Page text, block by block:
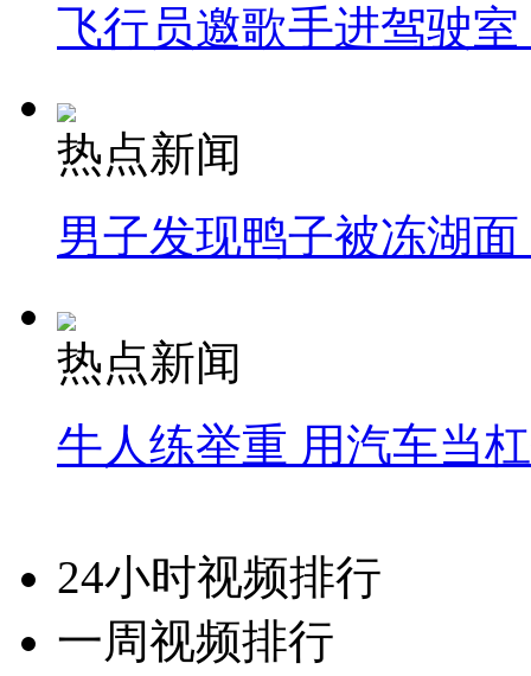
飞行员邀歌手进驾驶
热点新闻
男子发现鸭子被冻湖
热点新闻
牛人练举重 用汽车当
24小时视频排行
一周视频排行